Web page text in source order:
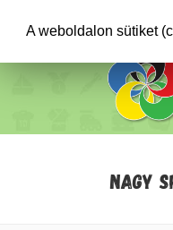
NAGY
A weboldalon sütiket